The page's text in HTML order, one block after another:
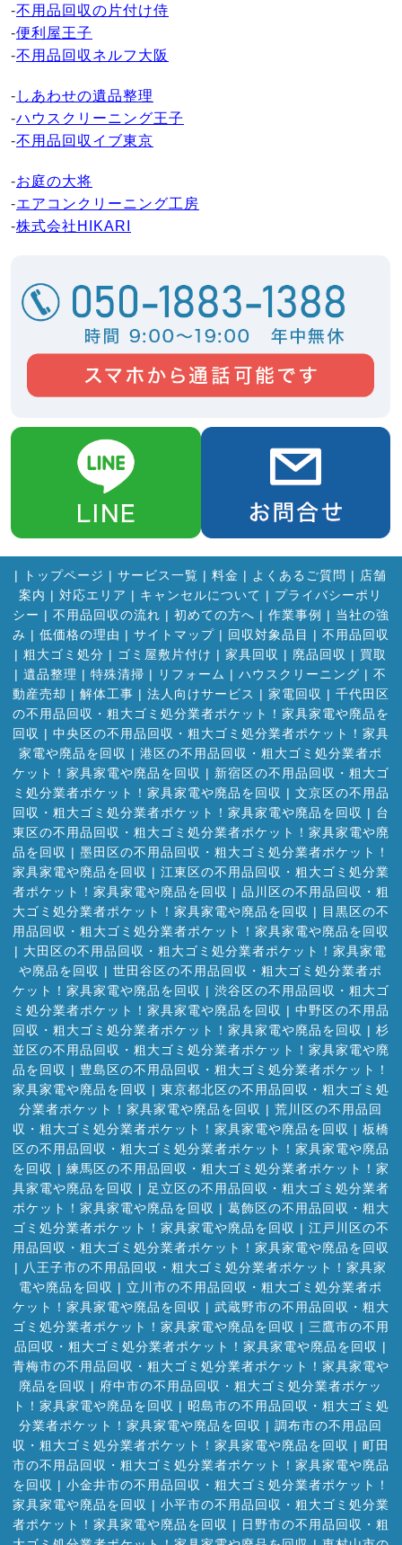
-不用品回収の片付け侍
-便利屋王子
-不用品回収ネルフ大阪
- しあわせの遺品整理
-ハウスクリーニング王子
-不用品回収イブ東京
-お庭の大将
-エアコンクリーニング工房
-株式会社HIKARI
| トップページ | サービス一覧 | 料金 | よくあるご質問 | 店舗
案内 | 対応エリア | キャンセルについて | プライバシーポリ
シー | 不用品回収の流れ | 初めての方へ | 作業事例 | 当社の強
み | 低価格の理由 | サイトマップ| 回収対象品目 | 不用品回収
| 粗大ゴミ処分 | ゴミ屋敷片付け | 家具回収 | 廃品回収 | 買取
| 遺品整理 | 特殊清掃 | リフォーム | ハウスクリーニング | 不
動産売却 | 解体工事 | 法人向けサービス | 家電回収 | 千代田区
の不用品回収・粗大ゴミ処分業者ポケット！家具家電や廃品を
回収 | 中央区の不用品回収・粗大ゴミ処分業者ポケット！家具
家電や廃品を回収 | 港区の不用品回収・粗大ゴミ処分業者ポ
ケット！家具家電や廃品を回収 | 新宿区の不用品回収・粗大ゴ
ミ処分業者ポケット！家具家電や廃品を回収 | 文京区の不用品
回収・粗大ゴミ処分業者ポケット！家具家電や廃品を回収 | 台
東区の不用品回収・粗大ゴミ処分業者ポケット！家具家電や廃
品を回収 | 墨田区の不用品回収・粗大ゴミ処分業者ポケット！
家具家電や廃品を回収 | 江東区の不用品回収・粗大ゴミ処分業
者ポケット！家具家電や廃品を回収 | 品川区の不用品回収・粗
大ゴミ処分業者ポケット！家具家電や廃品を回収 | 目黒区の不
用品回収・粗大ゴミ処分業者ポケット！家具家電や廃品を回収
| 大田区の不用品回収・粗大ゴミ処分業者ポケット！家具家電
や廃品を回収 | 世田谷区の不用品回収・粗大ゴミ処分業者ポ
ケット！家具家電や廃品を回収 | 渋谷区の不用品回収・粗大ゴ
ミ処分業者ポケット！家具家電や廃品を回収 | 中野区の不用品
回収・粗大ゴミ処分業者ポケット！家具家電や廃品を回収 | 杉
並区の不用品回収・粗大ゴミ処分業者ポケット！家具家電や廃
品を回収 | 豊島区の不用品回収・粗大ゴミ処分業者ポケット！
家具家電や廃品を回収 | 東京都北区の不用品回収・粗大ゴミ処
分業者ポケット！家具家電や廃品を回収 | 荒川区の不用品回
収・粗大ゴミ処分業者ポケット！家具家電や廃品を回収 | 板橋
区の不用品回収・粗大ゴミ処分業者ポケット！家具家電や廃品
を回収 | 練馬区の不用品回収・粗大ゴミ処分業者ポケット！家
具家電や廃品を回収 | 足立区の不用品回収・粗大ゴミ処分業者
ポケット！家具家電や廃品を回収 | 葛飾区の不用品回収・粗大
ゴミ処分業者ポケット！家具家電や廃品を回収 | 江戸川区の不
用品回収・粗大ゴミ処分業者ポケット！家具家電や廃品を回収
| 八王子市の不用品回収・粗大ゴミ処分業者ポケット！家具家
電や廃品を回収 | 立川市の不用品回収・粗大ゴミ処分業者ポ
ケット！家具家電や廃品を回収 | 武蔵野市の不用品回収・粗大
ゴミ処分業者ポケット！家具家電や廃品を回収 | 三鷹市の不用
品回収・粗大ゴミ処分業者ポケット！家具家電や廃品を回収 |
青梅市の不用品回収・粗大ゴミ処分業者ポケット！家具家電や
廃品を回収 | 府中市の不用品回収・粗大ゴミ処分業者ポケッ
ト！家具家電や廃品を回収 | 昭島市の不用品回収・粗大ゴミ処
分業者ポケット！家具家電や廃品を回収 | 調布市の不用品回
収・粗大ゴミ処分業者ポケット！家具家電や廃品を回収 | 町田
市の不用品回収・粗大ゴミ処分業者ポケット！家具家電や廃品
を回収 | 小金井市の不用品回収・粗大ゴミ処分業者ポケット！
家具家電や廃品を回収 | 小平市の不用品回収・粗大ゴミ処分業
者ポケット！家具家電や廃品を回収 | 日野市の不用品回収・粗